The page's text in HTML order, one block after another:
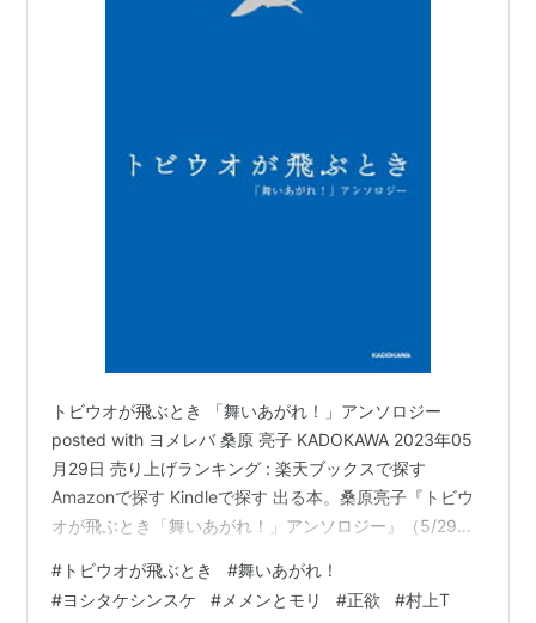
トビウオが飛ぶとき 「舞いあがれ！」アンソロジー
posted with ヨメレバ 桑原 亮子 KADOKAWA 2023年05
月29日 売り上げランキング : 楽天ブックスで探す
Amazonで探す Kindleで探す 出る本。桑原亮子『トビウ
オが飛ぶとき「舞いあがれ！」アンソロジー』（5/29）
これは、あの朝ドラに出てきた短歌などをまとめたも
の。貴司だけではなく、秋月さん、さらにはリュー北條
# トビウオが飛ぶとき #舞いあがれ！
#ヨシタケシンスケ # メメンとモリ #正欲 #村上T